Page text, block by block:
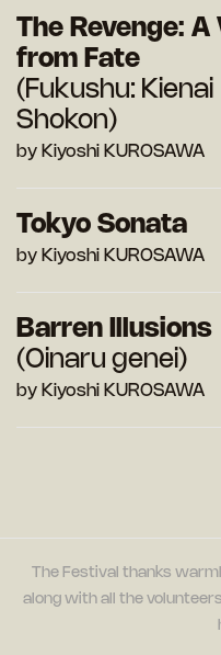
The Revenge: A
from Fate
(Fukushu: Kienai
Shokon)
by Kiyoshi KUROSAWA
Tokyo Sonata
by Kiyoshi KUROSAWA
Barren Illusions
(Oinaru genei)
by Kiyoshi KUROSAWA
The Festival thanks
along with all the